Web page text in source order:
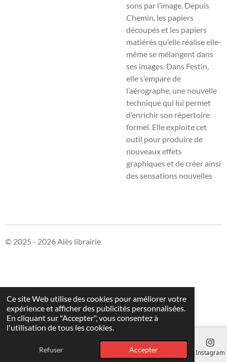
Ce site Web utilise des cookies pour améliorer votre
expérience et afficher des publicités personnalisées.
En cliquant sur "Accepter", vous consentez à
l'utilisation de tous les cookies.
Refuser Accepter
sons par l’image. Depuis
Chemin, les papiers
découpés et les papiers
matiérés qu’elle réalise elle-
même se mélangent dans
ses images. Dans Festin,
elle s’empare de
l’aérographe, une nouvelle
techniquequi lui permet
d’enrichir son répertoire
formel. Elle exploite cet
outil pour produire de
nouveaux effets
graphiques et de créerainsi
des sensations nouvelles
© 2025 - 2026 Alès librairie
E-mail Carte Instagram